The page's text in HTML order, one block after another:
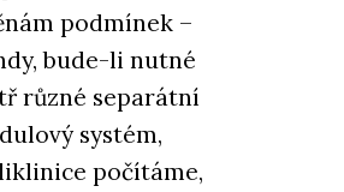
podmínek –
bude-li nutné
různé separátní
systém,
počítáme,